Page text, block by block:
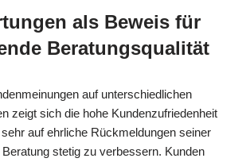
als Beweis für
Beratungsqualität
auf unterschiedlichen
zeigt sich die hohe Kundenzufriedenheit
auf ehrliche Rückmeldungen seiner
stetig zu verbessern. Kunden